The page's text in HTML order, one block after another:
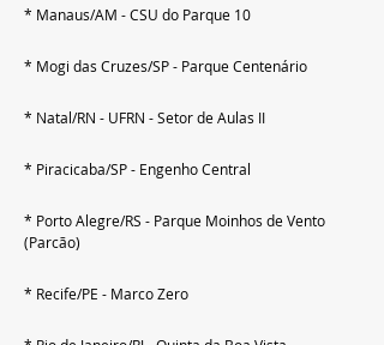
* Manaus/AM - CSU do Parque 10
* Mogi das Cruzes/SP - Parque Centenário
* Natal/RN - UFRN - Setor de Aulas II
* Piracicaba/SP - Engenho Central
* Porto Alegre/RS - Parque Moinhos de Vento
(Parcão)
* Recife/PE - Marco Zero